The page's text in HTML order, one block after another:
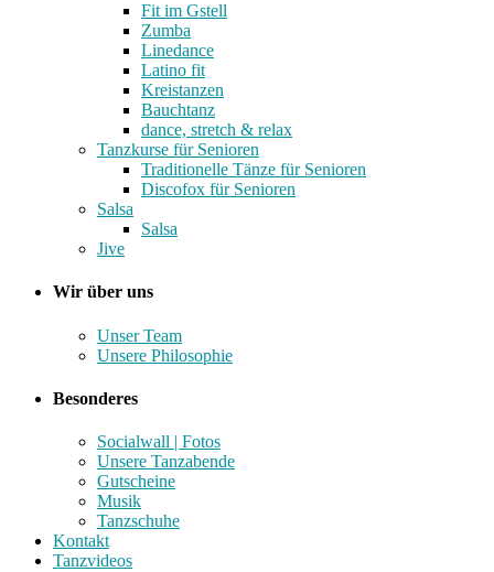
Fit im Gstell
Zumba
Linedance
Latino fit
Kreistanzen
Bauchtanz
dance, stretch & relax
Tanzkurse für Senioren
Traditionelle Tänze für Senioren
Discofox für Senioren
Salsa
Salsa
Jive
Wir über uns
Unser Team
Unsere Philosophie
Besonderes
Socialwall | Fotos
Unsere Tanzabende
Gutscheine
Musik
Tanzschuhe
Kontakt
Tanzvideos